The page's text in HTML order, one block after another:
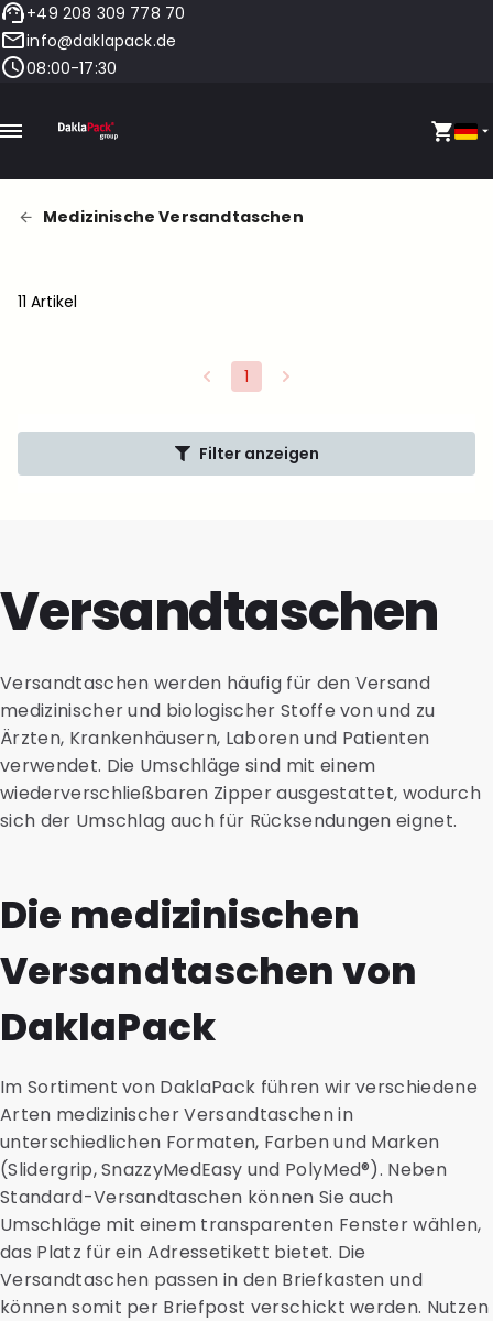
+49 208 309 778 70
info@daklapack.de
08:00-17:30
Medizinische Versandtaschen
11 Artikel
1
Filter anzeigen
Versandtaschen
Versandtaschen werden häufig für den Versand
medizinischer und biologischer Stoffe von und zu
Ärzten, Krankenhäusern, Laboren und Patienten
verwendet. Die Umschläge sind mit einem
wiederverschließbaren Zipper ausgestattet, wodurch
sich der Umschlag auch für Rücksendungen eignet.
Die medizinischen
Versandtaschen von
DaklaPack
Im Sortiment von DaklaPack führen wir verschiedene
Arten medizinischer Versandtaschen in
unterschiedlichen Formaten, Farben und Marken
(Slidergrip, SnazzyMedEasy und PolyMed®). Neben
Standard-Versandtaschen können Sie auch
Umschläge mit einem transparenten Fenster wählen,
das Platz für ein Adressetikett bietet. Die
Versandtaschen passen in den Briefkasten und
können somit per Briefpost verschickt werden. Nutzen